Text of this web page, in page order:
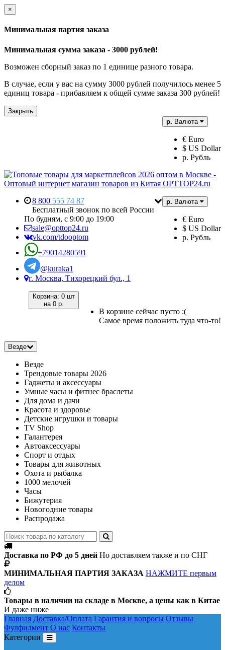
×
Минимальная партия заказа
Минимальная сумма заказа - 3000 рублей!
Возможен сборный заказ по 1 единице разного товара.
В случае, если у вас на сумму 3000 рублей получилось менее 5
единиц товара - прибавляем к общей сумме заказа 300 рублей!
Закрыть
р. Валюта
€ Euro
$ US Dollar
р. Рубль
р. Валюта
€ Euro
$ US Dollar
р. Рубль
8 800 555 74 87
Бесплатный звонок по всей России
По будням, с 9:00 до 19:00
sale@opttop24.ru
vk.com/tdooptom
+79014280591
@kuraka1
г. Москва, Тихорецкий бул., 1
Корзина: 0 шт
на 0 р.
В корзине сейчас пусто :(
Самое время положить туда что-то!
Везде
Везде
Трендовые товары 2026
Гаджеты и аксессуары
Умные часы и фитнес браслеты
Для дома и дачи
Красота и здоровье
Детские игрушки и товары
TV Shop
Галантерея
Автоаксессуары
Спорт и отдых
Товары для животных
Охота и рыбалка
1000 мелочей
Часы
Бижутерия
Новогодние товары
Распродажа
Доставка по РФ до 5 дней Но доставляем также и по СНГ
МИНИМАЛЬНАЯ ПАРТИЯ ЗАКАЗА НАЖМИТЕ первым
делом
Товары в наличии на складе в Москве, а цены как в Китае
И даже ниже
Главная Доставка/Оплата Гарантия и вопросы Отзывы
Фулфилмент О нас Контакты
Категории